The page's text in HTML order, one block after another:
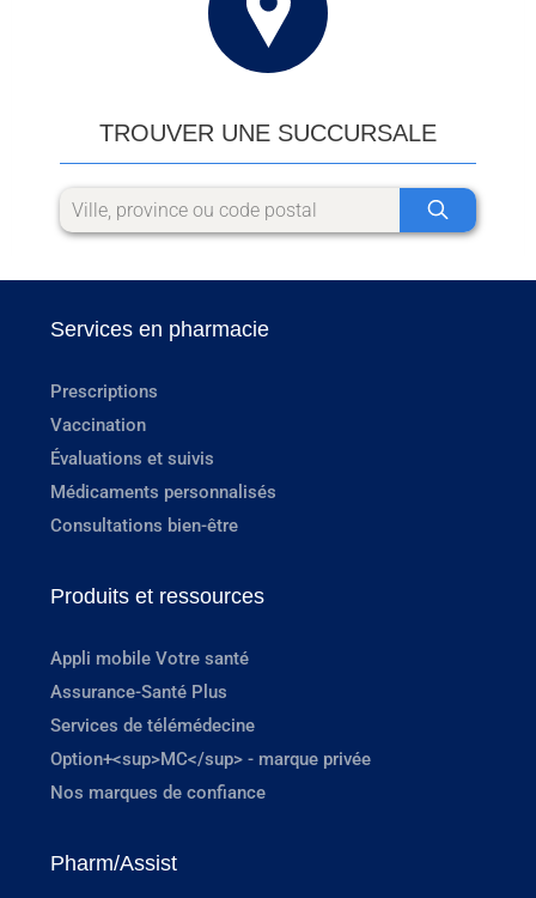
TROUVER UNE SUCCURSALE
Services en pharmacie
Prescriptions
Vaccination
Évaluations et suivis
Médicaments personnalisés
Consultations bien-être
Produits et ressources
Appli mobile Votre santé
Assurance-Santé Plus
Services de télémédecine
Option+<sup>MC</sup> - marque privée
Nos marques de confiance
Pharm/Assist